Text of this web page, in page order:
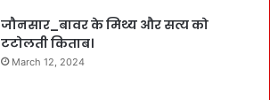
जौनसार_बावर के मिथ्य और सत्य को
टटोलती किताब।
March 12, 2024